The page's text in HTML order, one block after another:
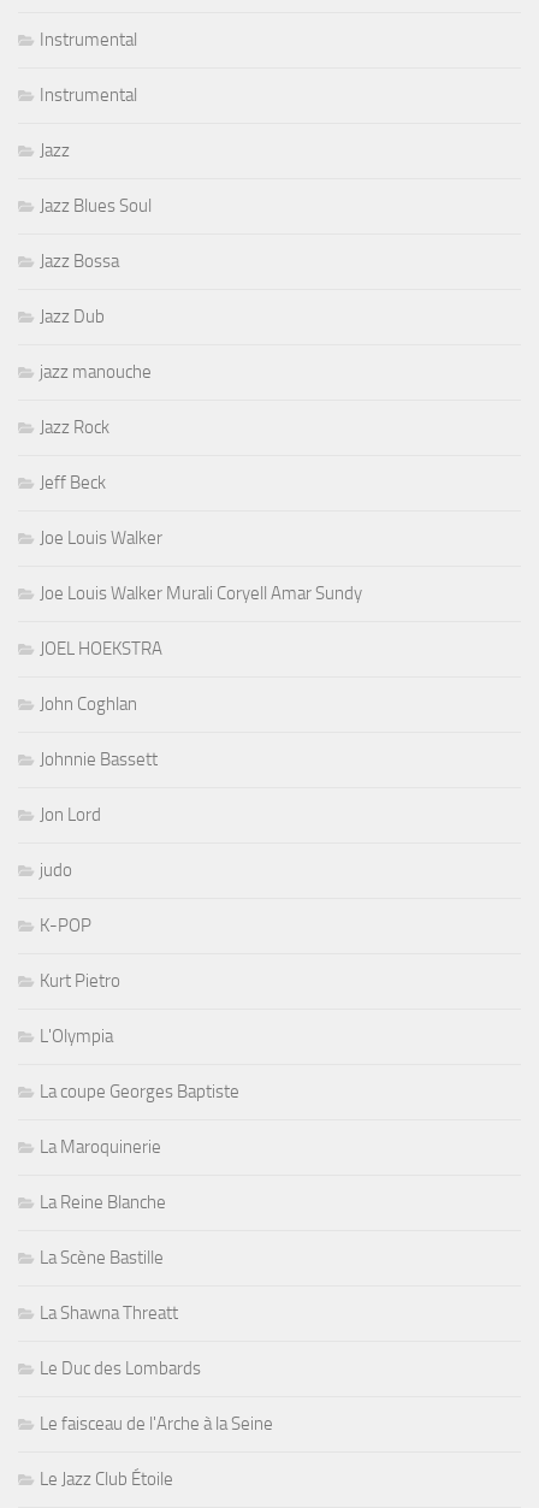
Instrumental
Instrumental
Jazz
Jazz Blues Soul
Jazz Bossa
Jazz Dub
jazz manouche
Jazz Rock
Jeff Beck
Joe Louis Walker
Joe Louis Walker Murali Coryell Amar Sundy
JOEL HOEKSTRA
John Coghlan
Johnnie Bassett
Jon Lord
judo
K-POP
Kurt Pietro
L'Olympia
La coupe Georges Baptiste
La Maroquinerie
La Reine Blanche
La Scène Bastille
La Shawna Threatt
Le Duc des Lombards
Le faisceau de l'Arche à la Seine
Le Jazz Club Étoile